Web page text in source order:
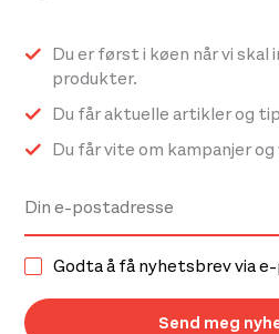
Du er først i køen når vi skal
produkter.
Du får aktuelle artikler og
Du får vite om kampanjer
Godta å få nyhetsbrev via